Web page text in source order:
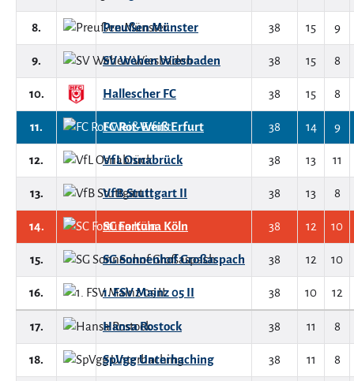
8. Preußen Münster 38 15 9
9. SV Wehen Wiesbaden 38 15 8
10. Hallescher FC 38 15 8
11. FC Rot-Weiß Erfurt 38 14 9
12. VfL Osnabrück 38 13 11
13. VfB Stuttgart II 38 13 8
14. SC Fortuna Köln 38 12 10
15. SG Sonnenhof Großaspach 38 12 10
16. 1. FSV Mainz 05 II 38 10 12
17. Hansa Rostock 38 11 8
18. SpVgg Unterhaching 38 11 8